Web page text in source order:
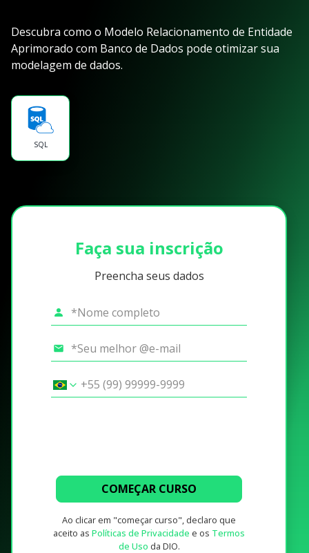
Descubra como o Modelo Relacionamento de Entidade
Aprimorado com Banco de Dados pode otimizar sua
modelagem de dados.
SQL
Faça sua inscrição
Preencha seus dados
COMEÇAR CURSO
Ao clicar em "começar curso", declaro que
aceito as Políticas de Privacidade e os Termos
de Uso da DIO.